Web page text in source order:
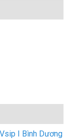
I Bình Dương